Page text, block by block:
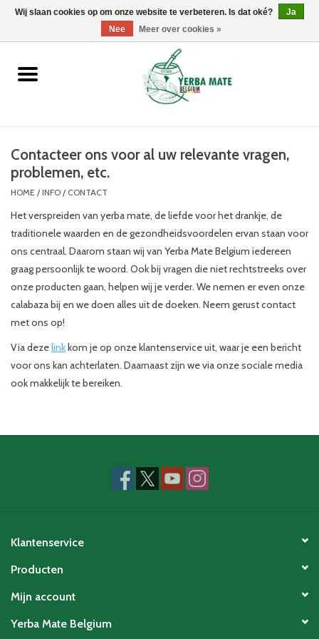
0 Artikelen - €0,00
Home
Producten
Info
Merken
Contacteer ons voor al uw relevante vragen,
problemen, etc.
HOME / INFO / CONTACT
Het verspreiden van yerba mate, de liefde voor het drankje, de
traditionele waarden en de gezondheidsvoordelen ervan staan voor
ons centraal. Daarom staan wij van Yerba Mate Belgium iedereen
graag persoonlijk te woord. Ook bij vragen die niet rechtstreeks over
onze producten gaan, helpen wij je verder. We nemen er even onze
calabaza bij en we doen alles uit de doeken. Neem gerust contact
met ons op!
Via dezelinkkom je op onze klantenservice uit, waar je een bericht
voor ons kan achterlaten. Daarnaast zijn we via onze sociale media
ook makkelijk te bereiken.
Klantenservice
Producten
Mijn account
Yerba Mate Belgium
Wij slaan cookies op om onze website te verbeteren. Is dat oké?
Ja
Nee
Meer over cookies »